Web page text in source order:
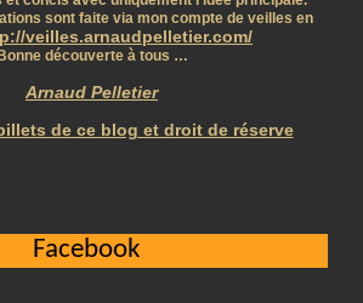
sont faite via mon compte de veilles en
veilles.arnaudpelletier.com/
Bonne découverte à tous …
Arnaud Pelletier
de ce blog et droit de réserve
Facebook